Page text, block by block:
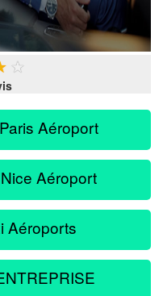
★
Aéroport
Aéroport
Aéroports